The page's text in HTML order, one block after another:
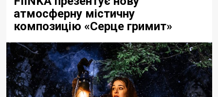
атмосферну містичну
композицію «Серце гримит»